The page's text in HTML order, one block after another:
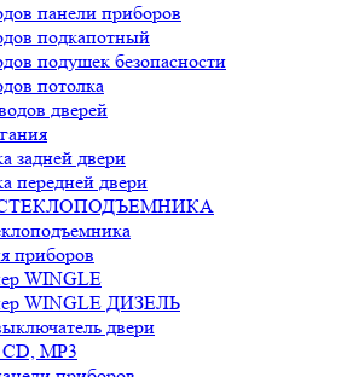
панели приборов
подкапотный
подушек безопасности
потолка
дверей
задней двери
передней двери
приборов
WINGLE
WINGLE ДИЗЕЛЬ
двери
MP3